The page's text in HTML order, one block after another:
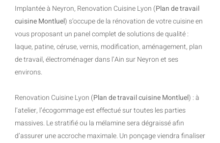
Implantée à Neyron, Renovation Cuisine Lyon (Plan de travail
cuisine Montluel) s’occupe de la rénovation de votre cuisine en
vous proposant un panel complet de solutions de qualité :
laque, patine, céruse, vernis, modification, aménagement, plan
de travail, électroménager dans l’Ain sur Neyron et ses
environs.
Renovation Cuisine Lyon (Plan de travail cuisine Montluel) : à
l’atelier, l’écogommage est effectué sur toutes les parties
massives. Le stratifié ou la mélamine sera dégraissé afin
d’assurer une accroche maximale. Un ponçage viendra finaliser